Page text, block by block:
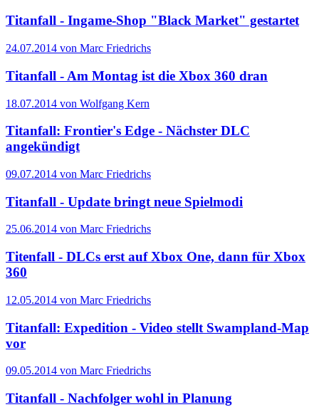
Titanfall - Ingame-Shop "Black Market" gestartet
24.07.2014 von Marc Friedrichs
Titanfall - Am Montag ist die Xbox 360 dran
18.07.2014 von Wolfgang Kern
Titanfall: Frontier's Edge - Nächster DLC
angekündigt
09.07.2014 von Marc Friedrichs
Titanfall - Update bringt neue Spielmodi
25.06.2014 von Marc Friedrichs
Titenfall - DLCs erst auf Xbox One, dann für Xbox
360
12.05.2014 von Marc Friedrichs
Titanfall: Expedition - Video stellt Swampland-Map
vor
09.05.2014 von Marc Friedrichs
Titanfall - Nachfolger wohl in Planung